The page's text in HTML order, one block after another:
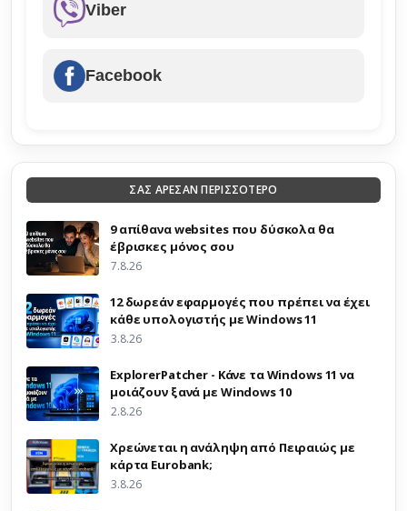
Viber
Facebook
ΣΑΣ ΑΡΕΣΑΝ ΠΕΡΙΣΣΟΤΕΡΟ
9 απίθανα websites που δύσκολα θα
έβρισκες μόνος σου
7.8.26
12 δωρεάν εφαρμογές που πρέπει να έχει
κάθε υπολογιστής με Windows 11
3.8.26
ExplorerPatcher - Κάνε τα Windows 11 να
μοιάζουν ξανά με Windows 10
2.8.26
Χρεώνεται η ανάληψη από Πειραιώς με
κάρτα Eurobank;
3.8.26